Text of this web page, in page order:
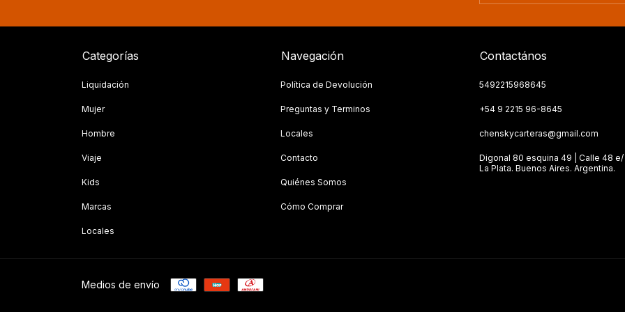
Categorías
Liquidación
Mujer
Hombre
Viaje
Kids
Marcas
Locales
Navegación
Política de Devolución
Preguntas y Terminos
Locales
Contacto
Quiénes Somos
Cómo Comprar
Contactános
5492215968645
+54 9 2215 96-8645
chenskycarteras@gmail.com
Digonal 80 esquina 49 | Calle 48 e/
La Plata. Buenos Aires. Argentina.
Medios de envío